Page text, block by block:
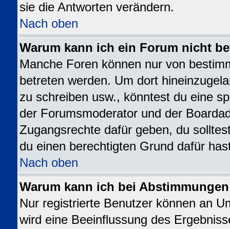
sie die Antworten verändern.
Nach oben
Warum kann ich ein Forum nicht
Manche Foren können nur von
betreten werden. Um dort
zu schreiben usw., könntest du eine
der Forumsmoderator und der
Zugangsrechte dafür geben, du
du einen berechtigten Grund dafür
Nach oben
Warum kann ich bei
Nur registrierte Benutzer können an
wird eine Beeinflussung des